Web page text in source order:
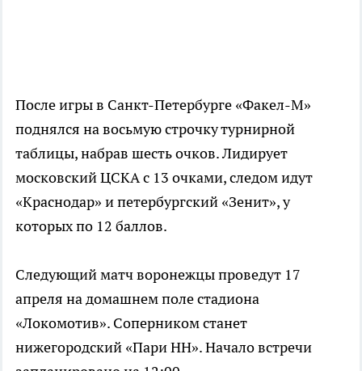
После игры в Санкт-Петербурге «Факел-М»
поднялся на восьмую строчку турнирной
таблицы, набрав шесть очков. Лидирует
московский ЦСКА с 13 очками, следом идут
«Краснодар» и петербургский «Зенит», у
которых по 12 баллов.
Следующий матч воронежцы проведут 17
апреля на домашнем поле стадиона
«Локомотив». Соперником станет
нижегородский «Пари НН». Начало встречи